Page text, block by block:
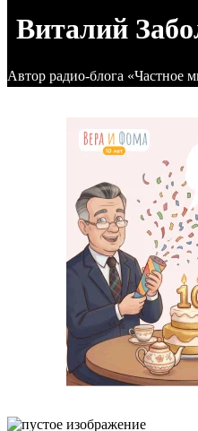
Виталий
Автор радио-блога «Частное